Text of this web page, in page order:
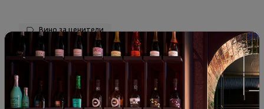
Вино за ценители
Хамбургски мискет - Какво, как и защо?
30.05.2019 2 минути